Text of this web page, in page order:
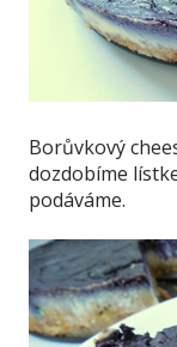
Borůvkový
dozdobíme
podáváme.